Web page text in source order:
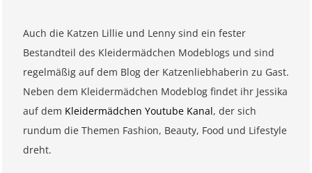
Auch die Katzen Lillie und Lenny sind ein fester
Bestandteil des Kleidermädchen Modeblogs und sind
regelmäßig auf dem Blog der Katzenliebhaberin zu Gast.
Neben dem Kleidermädchen Modeblog findet ihr Jessika
auf dem Kleidermädchen Youtube Kanal, der sich
rundum die Themen Fashion, Beauty, Food und Lifestyle
dreht.